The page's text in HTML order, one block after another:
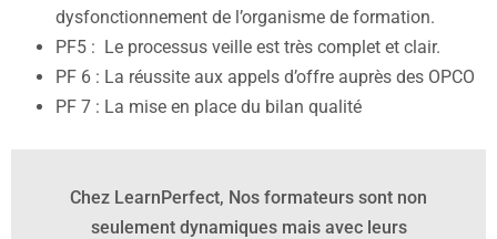
dysfonctionnement de l’organisme de formation.
PF5 : Le processus veille est très complet et clair.
PF 6 : La réussite aux appels d’offre auprès des OPCO
PF 7 : La mise en place du bilan qualité
Chez LearnPerfect, Nos formateurs sont non
seulement dynamiques mais avec leurs